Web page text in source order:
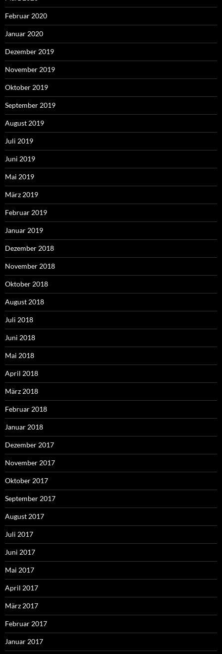
Februar 2020
Januar 2020
Dezember 2019
November 2019
Oktober 2019
September 2019
August 2019
Juli 2019
Juni 2019
Mai 2019
März 2019
Februar 2019
Januar 2019
Dezember 2018
November 2018
Oktober 2018
August 2018
Juli 2018
Juni 2018
Mai 2018
April 2018
März 2018
Februar 2018
Januar 2018
Dezember 2017
November 2017
Oktober 2017
September 2017
August 2017
Juli 2017
Juni 2017
Mai 2017
April 2017
März 2017
Februar 2017
Januar 2017